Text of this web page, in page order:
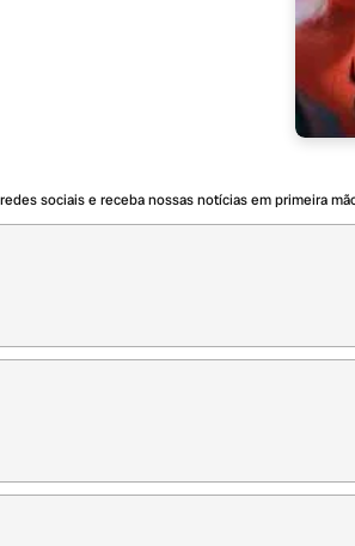
sociais e receba nossas notícias em primeira